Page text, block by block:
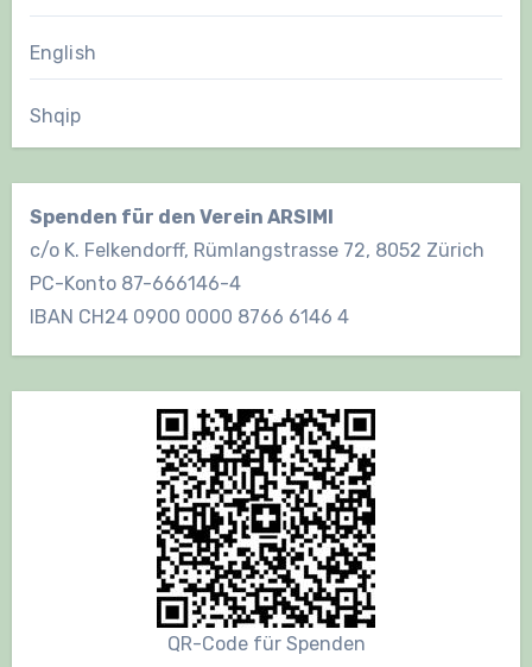
English
Shqip
Spenden für den Verein ARSIMI
c/o K. Felkendorff, Rümlangstrasse 72, 8052 Zürich
PC-Konto 87-666146-4
IBAN CH24 0900 0000 8766 6146 4
QR-Code für Spenden